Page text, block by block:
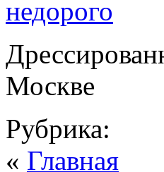
Москве
Рубрика:
« Главная